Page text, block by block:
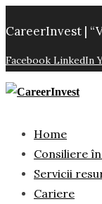
CareerInvest |
Facebook LinkedIn
Home
Consiliere
Servicii
Cariere